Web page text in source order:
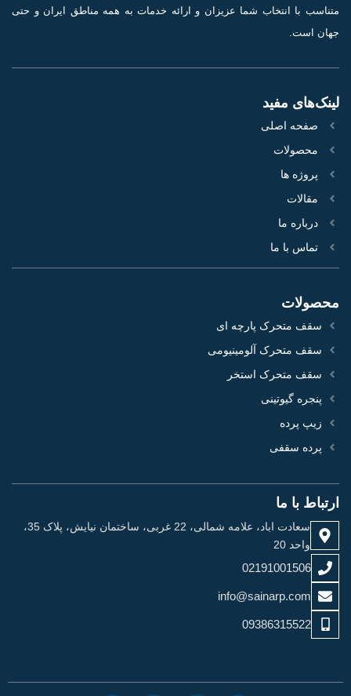
متناسب با انتخاب شما عزیزان و ارائه خدمات به همه مناطق ایران و حتی
جهان است.
لینک‌های مفید
صفحه اصلی
محصولات
پروژه‌ ها
مقالات
درباره ما
تماس با ما
محصولات
سقف متحرک پارچه ای
سقف متحرک آلومینیومی
سقف متحرک استخر
پنجره گیوتینی
زیپ پرده
پرده سقفی
ارتباط با ما
سعادت اباد، علامه شمالی، 22 غربی، ساختمان نیایش، پلاک 35،
واحد 20
02191001506
info@sainarp.com
09386315522